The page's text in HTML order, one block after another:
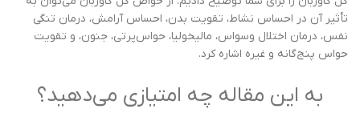
تأثیر آن در احساس نشاط، تقویت بدن، احساس آرامش، درمان تنگی
نفس، درمان اختلال وسواس، مالیخولیا، حواس‌پرتی، جنون، و تقویت
حواس پنج‌گانه و غیره اشاره کرد.
به این مقاله چه امتیازی می‌دهید؟